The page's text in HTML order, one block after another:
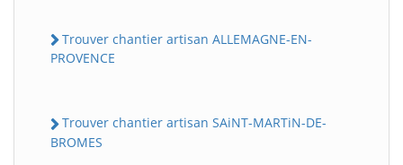
Trouver chantier artisan ALLEMAGNE-EN-
PROVENCE
Trouver chantier artisan SAiNT-MARTiN-DE-
BROMES